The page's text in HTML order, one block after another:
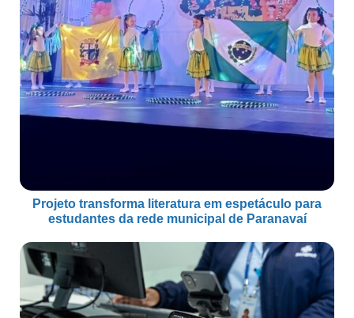
Projeto transforma literatura em espetáculo para
estudantes da rede municipal de Paranavaí